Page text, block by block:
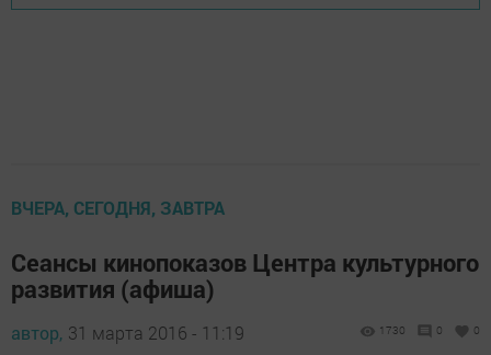
ВЧЕРА, СЕГОДНЯ, ЗАВТРА
Сеансы кинопоказов Центра культурного
развития (афиша)
автор, 31 марта 2016 - 11:19 1730 0 0